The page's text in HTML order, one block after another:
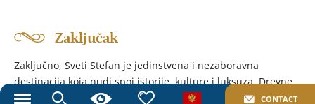
CONTACT
Zaključak
Zaključno, Sveti Stefan je jedinstvena i nezaboravna
destinacija koja nudi spoj istorije, kulture i luksuza. Drevne
kamene zgrade i uske ulice ostrva nude uvid u prošlost, dok